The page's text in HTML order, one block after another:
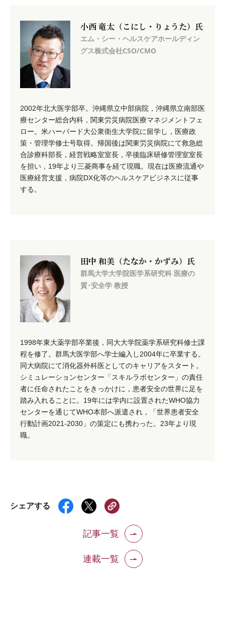
小西 竜太（こにし・りょうた）氏
エム・シー・ヘルスケアホールディン
グス株式会社CSO/CMO
2002年北大医学部卒。沖縄県立中部病院，沖縄県立南部医
療センター総合内科，関東労災病院医療マネジメントフェ
ロー。米ハーバード大公衆衛生大学院に留学し，医療政
策・管理学修士号取得。帰国後は関東労災病院にて救急総
合診療科部長，経営戦略室室長，卒後臨床研修管理室室長
を担い，19年より三菱商事を経て現職。現在は医療流通や
医療経営支援，病院DX化等のヘルスケアビジネスに従事
する。
田中 和美（たなか・かずみ）氏
群馬大学大学院医学系研究科 医療の
質･安全学 教授
1998年東大薬学部卒業後，同大大学院薬学系研究科修士課
程を修了。群馬大医学部へ学士編入し2004年に卒業する。
同大病院にて消化器外科医としてのキャリアをスタート。
シミュレーションセンター「スキルラボセンター」の責任
者に任命されたことをきっかけに，患者安全の世界に足を
踏み入れることに。19年には学内に設置されたWHO協力
センターを通じてWHO本部へ派遣され，「世界患者安全
行動計画2021-2030」の策定にも携わった。23年より現
職。
シェアする
記事一覧
連載一覧